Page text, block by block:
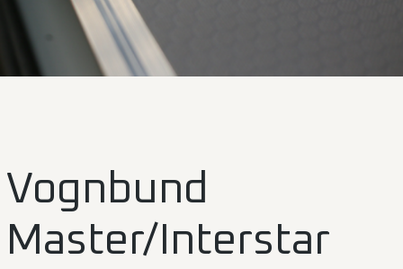
Vognbund
Master/Interstar